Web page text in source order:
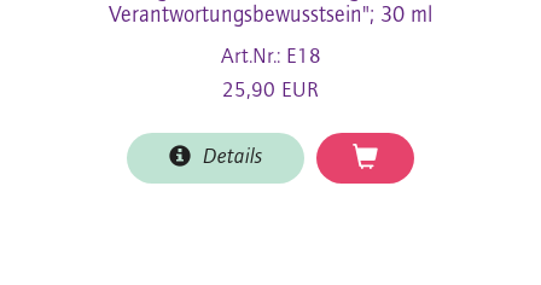
Verantwortungsbewusstsein"; 30 ml
Art.Nr.: E18
25,90 EUR
Details